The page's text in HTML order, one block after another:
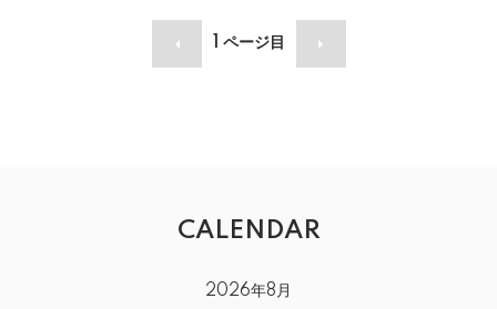
ページ目
CALENDAR
2026年8月